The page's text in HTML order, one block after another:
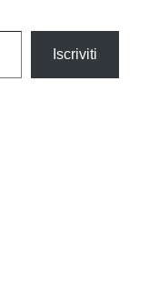
Iscriviti